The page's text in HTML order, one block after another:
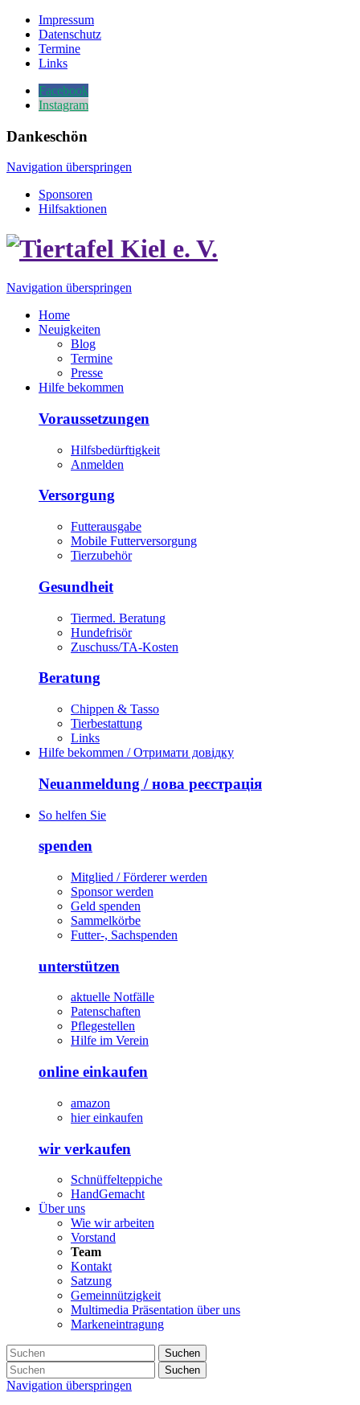
Impressum
Datenschutz
Termine
Links
Facebook
Instagram
Dankeschön
Navigation überspringen
Sponsoren
Hilfsaktionen
Navigation überspringen
Home
Neuigkeiten
Blog
Termine
Presse
Hilfe bekommen
Voraussetzungen
Hilfsbedürftigkeit
Anmelden
Versorgung
Futterausgabe
Mobile Futterversorgung
Tierzubehör
Gesundheit
Tiermed. Beratung
Hundefrisör
Zuschuss/TA-Kosten
Beratung
Chippen & Tasso
Tierbestattung
Links
Hilfe bekommen / Отримати довідку
Neuanmeldung / нова реєстрація
So helfen Sie
spenden
Mitglied / Förderer werden
Sponsor werden
Geld spenden
Sammelkörbe
Futter-, Sachspenden
unterstützen
aktuelle Notfälle
Patenschaften
Pflegestellen
Hilfe im Verein
online einkaufen
amazon
hier einkaufen
wir verkaufen
Schnüffelteppiche
HandGemacht
Über uns
Wie wir arbeiten
Vorstand
Team
Kontakt
Satzung
Gemeinnützigkeit
Multimedia Präsentation über uns
Markeneintragung
Suchen
Suchen
Navigation überspringen